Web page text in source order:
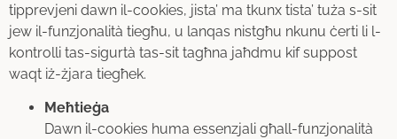
tipprevjeni dawn il-cookies, jista’ ma tkunx tista’ tuża s-sit
jew il-funzjonalità tiegħu, u lanqas nistgħu nkunu ċerti li l-
kontrolli tas-sigurtà tas-sit tagħna jaħdmu kif suppost
waqt iż-żjara tiegħek.
Meħtieġa
Dawn il-cookies huma essenzjali għall-funzjonalità